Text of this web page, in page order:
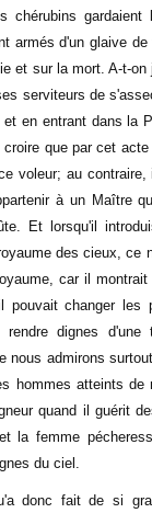
chérubins
armés d'un glaive
et sur la mort. A-t-
serviteurs de
en entrant dans la
que par cet
voleur; au
à un Maître
Et lorsqu'il
des cieux, ce
car il
pouvait changer les
dignes
nous admirons
hommes atteints de
quand il guérit
la femme
du ciel.
donc fait de si